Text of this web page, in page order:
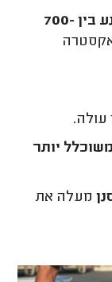
נע בין 700-
עולה.
יותר
מעלה את